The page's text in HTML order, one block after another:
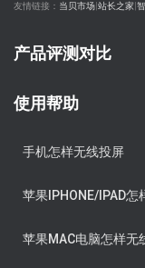
友情链接： 当贝市场 站长之家
产品评测对比
使用帮助
手机怎样无线投屏
苹果IPHONE/IPAD怎
苹果MAC电脑怎样无